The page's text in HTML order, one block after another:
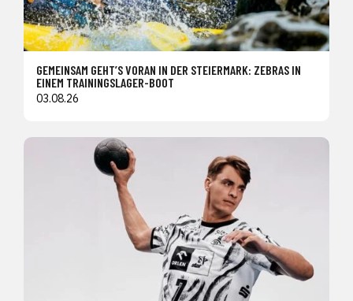
GEMEINSAM GEHT’S VORAN IN DER STEIERMARK: ZEBRAS IN
EINEM TRAININGSLAGER-BOOT
03.08.26